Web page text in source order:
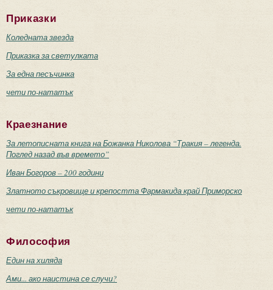
Приказки
Коледната звезда
Приказка за светулката
За една песъчинка
чети по-нататък
Краезнание
За летописната книга на Божанка Николова “Тракия – легенда.
Поглед назад във времето”
Иван Богоров – 200 години
Златното съкровище и крепостта Фармакида край Приморско
чети по-нататък
Философия
Един на хиляда
Ами... ако наистина се случи?